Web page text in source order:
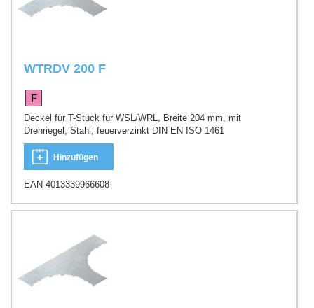
WTRDV 200 F
Deckel für T-Stück für WSL/WRL, Breite 204 mm, mit
Drehriegel, Stahl, feuerverzinkt DIN EN ISO 1461
Hinzufügen
EAN 4013339966608